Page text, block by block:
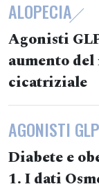
ALOPECIA
Agonisti
aumento
cicatriziale
AGONISTI
Diabete e
1. I dati